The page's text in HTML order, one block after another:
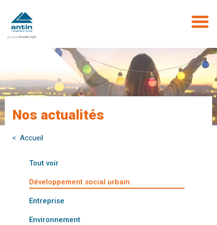
contenu
principal
Nos actualités
< Accueil
Tout voir
Développement social urbain
Entreprise
Environnement